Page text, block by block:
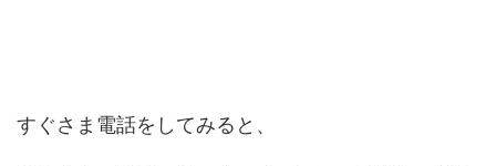
すぐさま電話をしてみると、